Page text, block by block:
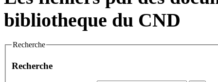
bibliotheque du CND
Recherche
Recherche